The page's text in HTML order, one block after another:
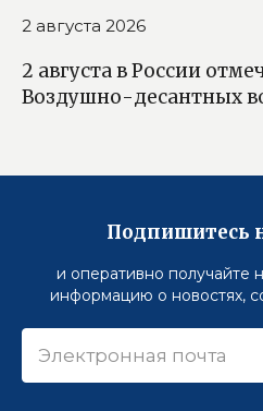
2 августа 2026
2 августа в России
Воздушно-десантных
Подпишитесь
и оперативно получайте
информацию о новостях,